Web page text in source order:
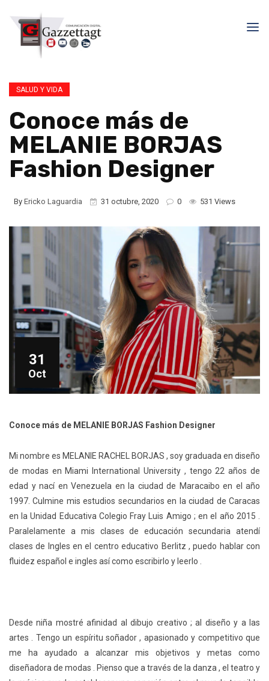
SALUD Y VIDA
Conoce más de
MELANIE BORJAS
Fashion Designer
By Ericko Laguardia 31 octubre, 2020 0 531 Views
31
Oct
Conoce más de MELANIE BORJAS Fashion Designer
Mi nombre es MELANIE RACHEL BORJAS , soy graduada en diseño
de modas en Miami International University , tengo 22 años de
edad y nací en Venezuela en la ciudad de Maracaibo en el año
1997. Culmine mis estudios secundarios en la ciudad de Caracas
en la Unidad Educativa Colegio Fray Luis Amigo ; en el año 2015 .
Paralelamente a mis clases de educación secundaria atendí
clases de Ingles en el centro educativo Berlitz , puedo hablar con
fluidez español e ingles así como escribirlo y leerlo .
Desde niña mostré afinidad al dibujo creativo ; al diseño y a las
artes . Tengo un espíritu soñador , apasionado y competitivo que
me ha ayudado a alcanzar mis objetivos y metas como
diseñadora de modas . Pienso que a través de la danza , el teatro y